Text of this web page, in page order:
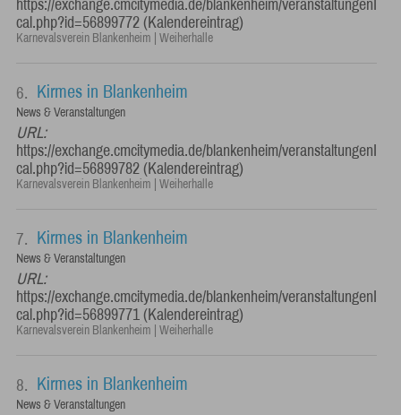
https://exchange.cmcitymedia.de/blankenheim/veranstaltungenI
cal.php?id=56899772 (Kalendereintrag)
Karnevalsverein Blankenheim | Weiherhalle
6. Kirmes in Blankenheim
News & Veranstaltungen
URL:
https://exchange.cmcitymedia.de/blankenheim/veranstaltungenI
cal.php?id=56899782 (Kalendereintrag)
Karnevalsverein Blankenheim | Weiherhalle
7. Kirmes in Blankenheim
News & Veranstaltungen
URL:
https://exchange.cmcitymedia.de/blankenheim/veranstaltungenI
cal.php?id=56899771 (Kalendereintrag)
Karnevalsverein Blankenheim | Weiherhalle
8. Kirmes in Blankenheim
News & Veranstaltungen